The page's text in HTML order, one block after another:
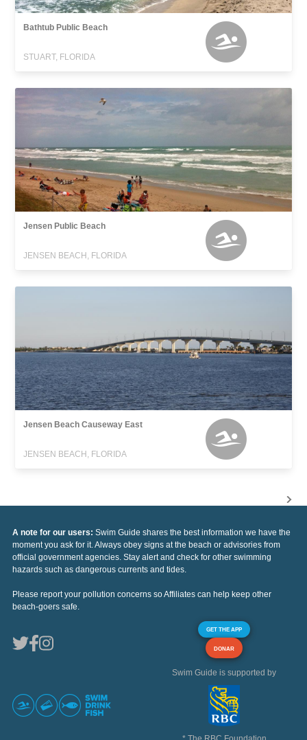
Bathtub Public Beach
STUART, FLORIDA
Jensen Public Beach
JENSEN BEACH, FLORIDA
Jensen Beach Causeway East
JENSEN BEACH, FLORIDA
A note for our users: Swim Guide shares the best information we have the
moment you ask for it. Always obey signs at the beach or advisories from
official government agencies. Stay alert and check for other swimming
hazards such as dangerous currents and tides.
Please report your pollution concerns so Affiliates can help keep other
beach-goers safe.
GET THE APP
DONAR
Swim Guide is supported by